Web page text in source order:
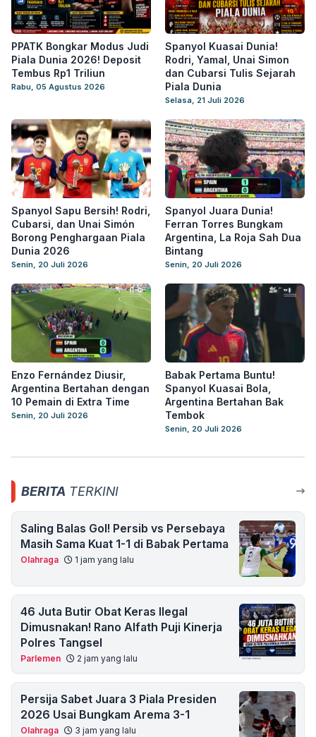
PPATK Bongkar Modus Judi
Piala Dunia 2026! Deposit
Tembus Rp1 Triliun
Rabu, 05 Agustus 2026
Spanyol Kuasai Dunia!
Rodri, Yamal, Unai Simon
dan Cubarsi Tulis Sejarah
Piala Dunia
Selasa, 21 Juli 2026
Spanyol Sapu Bersih! Rodri,
Cubarsi, dan Unai Simón
Borong Penghargaan Piala
Dunia 2026
Senin, 20 Juli 2026
Spanyol Juara Dunia!
Ferran Torres Bungkam
Argentina, La Roja Sah Dua
Bintang
Senin, 20 Juli 2026
Enzo Fernández Diusir,
Argentina Bertahan dengan
10 Pemain di Extra Time
Senin, 20 Juli 2026
Babak Pertama Buntu!
Spanyol Kuasai Bola,
Argentina Bertahan Bak
Tembok
Senin, 20 Juli 2026
BERITA TERKINI
Saling Balas Gol! Persib vs Persebaya
Masih Sama Kuat 1-1 di Babak Pertama
Olahraga 1 jam yang lalu
46 Juta Butir Obat Keras Ilegal
Dimusnakan! Rano Alfath Puji Kinerja
Polres Tangsel
Parlemen 2 jam yang lalu
Persija Sabet Juara 3 Piala Presiden
2026 Usai Bungkam Arema 3-1
Olahraga 3 jam yang lalu